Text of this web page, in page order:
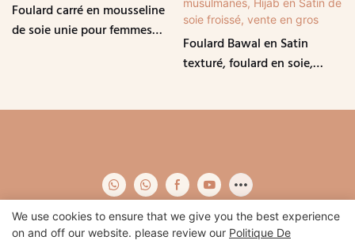
Foulard carré en mousseline
de soie unie pour femmes
Foulard Bawal en Satin
texturé, foulard en soie,
We use cookies to ensure that we give you the best experience
on and off our website. please review our Politique De